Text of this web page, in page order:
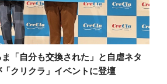
ま「自分も交換された」と自虐ネタ
クリクラ」イベントに登壇